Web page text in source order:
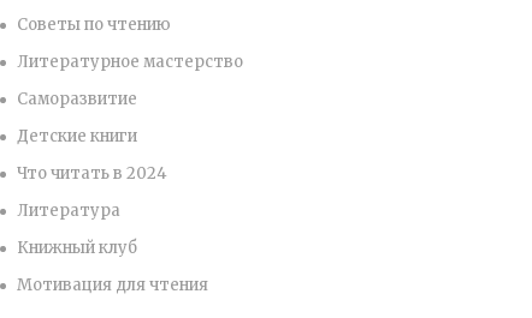
Советы по чтению
Литературное мастерство
Саморазвитие
Детские книги
Что читать в 2024
Литература
Книжный клуб
Мотивация для чтения